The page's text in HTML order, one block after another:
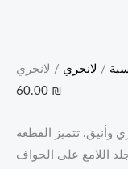
/ لانجري / لانجري
60.00 ₪
وأنيق. تتميز القطعة
اللامع على الحواف